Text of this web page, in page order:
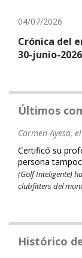
04/07/2026
Crónica del
30-junio-
Últimos
Carmen Ayesa,
Certificó su
persona
(Golf Inteligente)
clubfitters del
Histórico